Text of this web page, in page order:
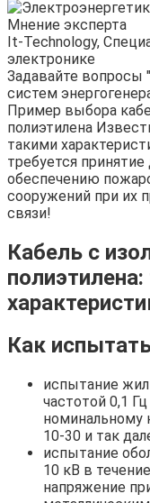
Мнение эксперта
It-Technology,
электронике
Задавайте вопросы
систем
Пример выбора
полиэтилена
такими
требуется
обеспечению
сооружений при их
связи!
Кабель с
полиэтилена:
Как
испытание
частотой 0,1
номинальному
10-30 и так
испытание
10 кВ в
напряжение